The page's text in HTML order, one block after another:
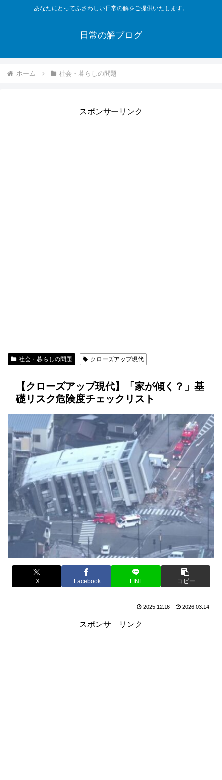
あなたにとってふさわしい日常の解をご提供いたします。
日常の解ブログ
ホーム 社会・暮らしの問題
スポンサーリンク
社会・暮らしの問題 クローズアップ現代
【クローズアップ現代】「家が傾く？」基
礎リスク危険度チェックリスト
X Facebook LINE コピー
2025.12.16 2026.03.14
スポンサーリンク